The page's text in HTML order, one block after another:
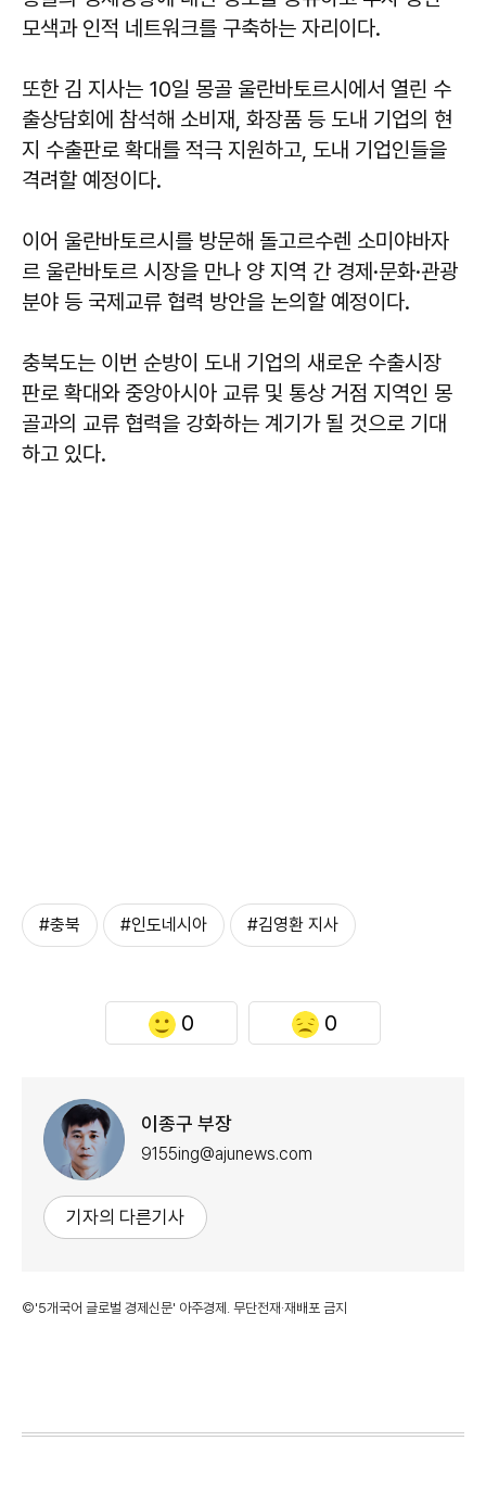
모색과 인적 네트워크를 구축하는 자리이다.
또한 김 지사는 10일 몽골 울란바토르시에서 열린 수
출상담회에 참석해 소비재, 화장품 등 도내 기업의 현
지 수출판로 확대를 적극 지원하고, 도내 기업인들을
격려할 예정이다.
이어 울란바토르시를 방문해 돌고르수렌 소미야바자
르 울란바토르 시장을 만나 양 지역 간 경제·문화·관광
분야 등 국제교류 협력 방안을 논의할 예정이다.
충북도는 이번 순방이 도내 기업의 새로운 수출시장
판로 확대와 중앙아시아 교류 및 통상 거점 지역인 몽
골과의 교류 협력을 강화하는 계기가 될 것으로 기대
하고 있다.
#충북 #인도네시아 #김영환 지사
0 0
이종구 부장
9155ing@ajunews.com
기자의 다른기사
©'5개국어 글로벌 경제신문' 아주경제. 무단전재·재배포 금지